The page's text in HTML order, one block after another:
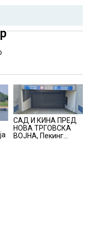
САД И КИНА ПРЕД
НОВА ТРГОВСКА
ВОЈНА, Пекинг